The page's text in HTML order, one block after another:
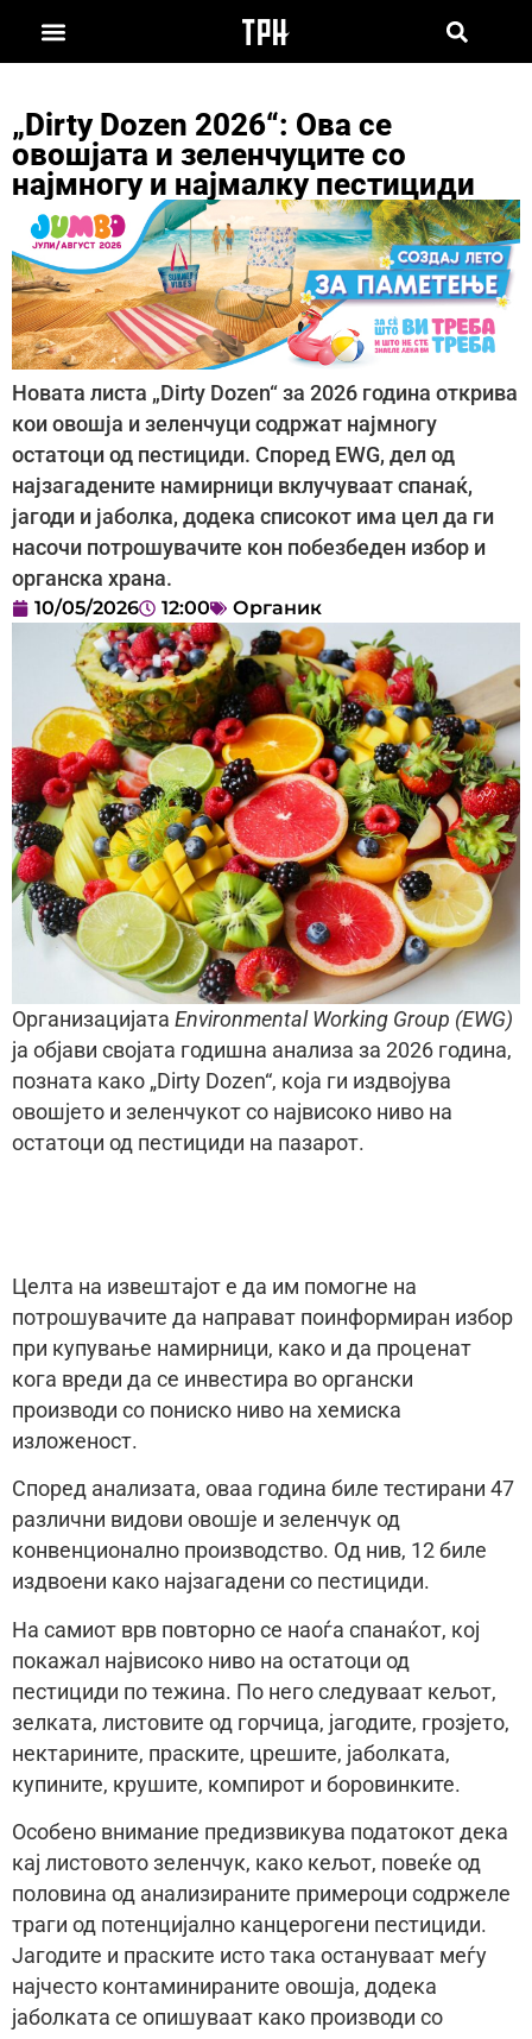
„Dirty Dozen 2026“: Ова се
овошјата и зеленчуците со
најмногу и најмалку пестициди
Новата листа „Dirty Dozen“ за 2026 година открива
кои овошја и зеленчуци содржат најмногу
остатоци од пестициди. Според EWG, дел од
најзагадените намирници вклучуваат спанаќ,
јагоди и јаболка, додека списокот има цел да ги
насочи потрошувачите кон побезбеден избор и
органска храна.
10/05/2026 12:00 Органик
Организацијата Environmental Working Group (EWG)
ја објави својата годишна анализа за 2026 година,
позната како „Dirty Dozen“, која ги издвојува
овошјето и зеленчукот со највисоко ниво на
остатоци од пестициди на пазарот.
Целта на извештајот е да им помогне на
потрошувачите да направат поинформиран избор
при купување намирници, како и да проценат
кога вреди да се инвестира во органски
производи со пониско ниво на хемиска
изложеност.
Според анализата, оваа година биле тестирани 47
различни видови овошје и зеленчук од
конвенционално производство. Од нив, 12 биле
издвоени како најзагадени со пестициди.
На самиот врв повторно се наоѓа спанаќот, кој
покажал највисоко ниво на остатоци од
пестициди по тежина. По него следуваат кељот,
зелката, листовите од горчица, јагодите, грозјето,
нектарините, праските, црешите, јаболката,
купините, крушите, компирот и боровинките.
Особено внимание предизвикува податокот дека
кај листовото зеленчук, како кељот, повеќе од
половина од анализираните примероци содржеле
траги од потенцијално канцерогени пестициди.
Јагодите и праските исто така остануваат меѓу
најчесто контаминираните овошја, додека
јаболката се опишуваат како производи со